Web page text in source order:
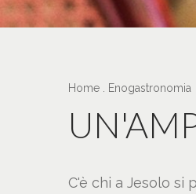
Home . Enogastronomia
C'è chi a Jesolo si